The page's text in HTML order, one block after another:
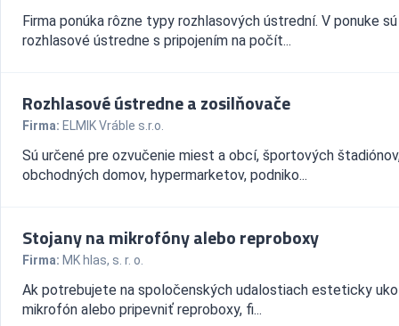
Firma ponúka rôzne typy rozhlasových ústrední. V ponuke sú
rozhlasové ústredne s pripojením na počít...
Rozhlasové ústredne a zosilňovače
Firma: ELMIK Vráble s.r.o.
Sú určené pre ozvučenie miest a obcí, športových
obchodných domov, hypermarketov, podniko...
Stojany na mikrofóny alebo reproboxy
Firma: MK hlas, s. r. o.
Ak potrebujete na spoločenských udalostiach esteticky
mikrofón alebo pripevniť reproboxy, fi...